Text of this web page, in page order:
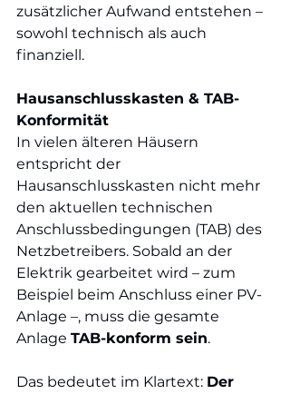
zusätzlicher Aufwand entstehen –
sowohl technisch als auch
finanziell.
Hausanschlusskasten & TAB-
Konformität
In vielen älteren Häusern
entspricht der
Hausanschlusskasten nicht mehr
den aktuellen technischen
Anschlussbedingungen (TAB) des
Netzbetreibers. Sobald an der
Elektrik gearbeitet wird – zum
Beispiel beim Anschluss einer PV-
Anlage –, muss die gesamte
Anlage TAB-konform sein.
Das bedeutet im Klartext: Der